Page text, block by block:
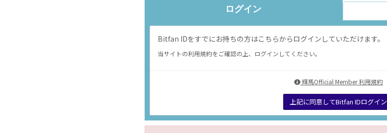
ログイン
Bitfan IDをすでにお持ちの方はこちらからログインしていただけます。
当サイトの利用規約をご確認の上、ログインしてください。
輝馬Official Member 利用規約
上記に同意してBitfan IDログイン